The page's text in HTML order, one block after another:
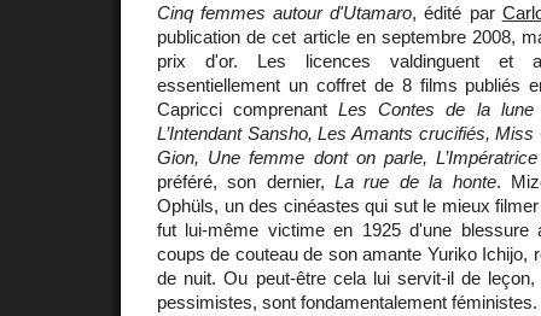
Cinq femmes autour d'Utamaro, édité par
publication de cet article en septembre 2008,
prix d'or. Les licences valdinguent et
essentiellement un coffret de 8 films publiés
Capricci comprenantLes Contes de la lune
L’Intendant Sansho, Les Amants crucifiés,
Gion, Une femme dont on parle,
préféré, son dernier,La rue de la honte.
Ophüls, un des cinéastes qui sut le mieux
fut lui-même victime en 1925 d'une blessure
coups de couteau de son amante Yuriko Ichijo,
de nuit. Ou peut-être cela lui servit-il de
pessimistes, sont fondamentalement féministes.